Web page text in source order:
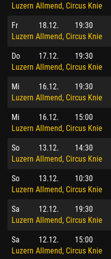
Luzern Allmend, Circus Knie
Fr 18.12.
19:30
Luzern Allmend, Circus Knie
Do 17.12.
19:30
Luzern Allmend, Circus Knie
Mi 16.12.
19:30
Luzern Allmend, Circus Knie
Mi 16.12.
15:00
Luzern Allmend, Circus Knie
So 13.12.
14:30
Luzern Allmend, Circus Knie
So 13.12.
10:30
Luzern Allmend, Circus Knie
Sa 12.12.
19:30
Luzern Allmend, Circus Knie
Sa 12.12.
15:00
Luzern Allmend, Circus Knie